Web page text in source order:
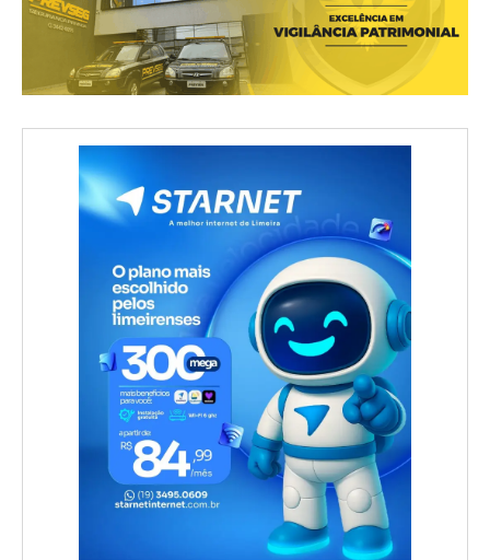
e
n
d